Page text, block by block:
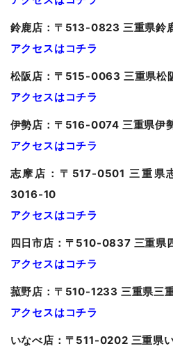
鈴鹿店：〒513-0823 三重県鈴
アクセスはコチラ
松阪店：〒515-0063 三重県松
アクセスはコチラ
伊勢店：〒516-0074 三重県伊
アクセスはコチラ
志摩店：〒517-0501 三重県
3016-10
アクセスはコチラ
四日市店：〒510-0837 三重県
アクセスはコチラ
菰野店：〒510-1233 三重県三
アクセスはコチラ
いなべ店：〒511-0202 三重県